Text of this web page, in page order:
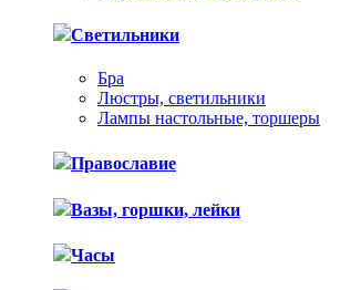
Светильники
Бра
Люстры, светильники
Лампы настольные, торшеры
Православие
Вазы, горшки, лейки
Часы